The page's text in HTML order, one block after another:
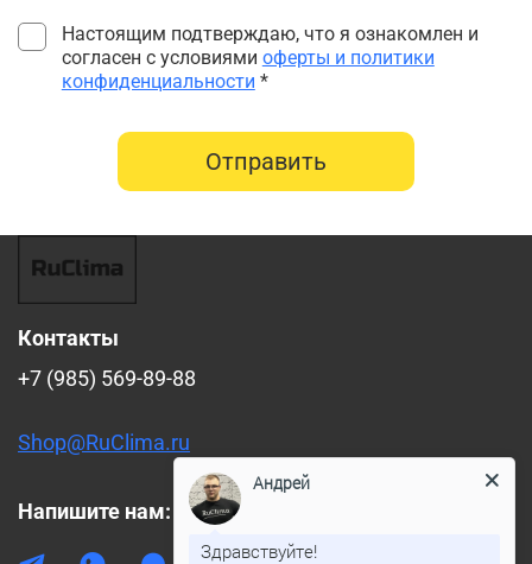
Настоящим подтверждаю, что я ознакомлен и
согласен с условиями оферты и политики
конфиденциальности *
Отправить
Контакты
+7 (985) 569-89-88
Shop@RuClima.ru
Напишите нам:
Андрей
Здравствуйте!